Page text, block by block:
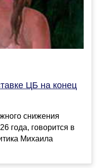
ЦБ на конец
снижения
года, говорится в
Михаила